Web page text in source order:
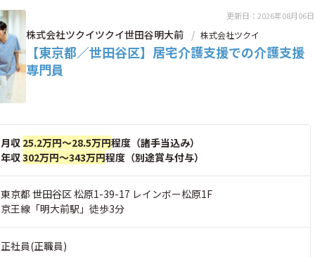
更新日：2026年08月06日
株式会社ツクイツクイ世田谷明大前 株式会社ツクイ
【東京都／世田谷区】居宅介護支援での介護支援
専門員
月収 25.2万円～28.5万円程度（諸手当込み）
年収302万円～343万円程度（別途賞与付与）
東京都 世田谷区 松原1-39-17 レインボー松原1F
京王線「明大前駅」徒歩3分
正社員(正職員)